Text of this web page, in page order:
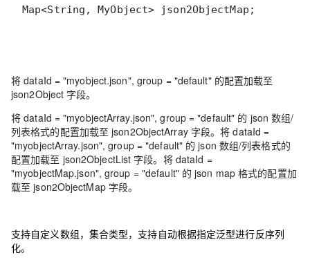
Map<String, MyObject> json2ObjectMap;
将 dataId = "myobject.json", group = "default" 的配置加载至
json2Object 字段。
将 dataId = "myobjectArray.json", group = "default" 的 json 数组/
列表格式的配置加载至 json2ObjectArray 字段。将 dataId =
"myobjectArray.json", group = "default" 的 json 数组/列表格式的
配置加载至 json2ObjectList 字段。将 dataId =
"myobjectMap.json", group = "default" 的 json map 格式的配置加
载至 json2ObjectMap 字段。
支持自定义数组，集合类型，支持自动根据指定泛型进行反序列
化。